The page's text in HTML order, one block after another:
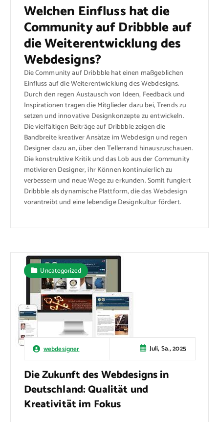
Welchen Einfluss hat die
Community auf Dribbble auf
die Weiterentwicklung des
Webdesigns?
Die Community auf Dribbble hat einen maßgeblichen
Einfluss auf die Weiterentwicklung des Webdesigns.
Durch den regen Austausch von Ideen, Feedback und
Inspirationen tragen die Mitglieder dazu bei, Trends zu
setzen und innovative Designkonzepte zu entwickeln.
Die vielfältigen Beiträge auf Dribbble zeigen die
Bandbreite kreativer Ansätze im Webdesign und regen
Designer dazu an, über den Tellerrand hinauszuschauen.
Die konstruktive Kritik und das Lob aus der Community
motivieren Designer, ihr Können kontinuierlich zu
verbessern und neue Wege zu erkunden. Somit fungiert
Dribbble als dynamische Plattform, die das Webdesign
vorantreibt und eine lebendige Designkultur fördert.
webdesigner Juli, Sa., 2025
Uncategorized
Die Zukunft des Webdesigns in
Deutschland: Qualität und
Kreativität im Fokus